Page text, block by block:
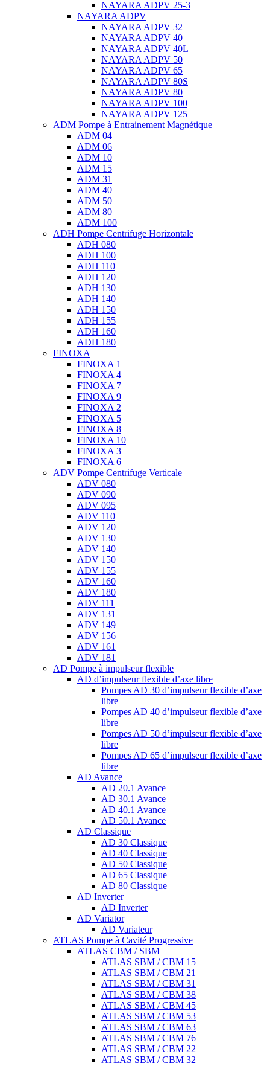
NAYARA ADPV 25-3
NAYARA ADPV
NAYARA ADPV 32
NAYARA ADPV 40
NAYARA ADPV 40L
NAYARA ADPV 50
NAYARA ADPV 65
NAYARA ADPV 80S
NAYARA ADPV 80
NAYARA ADPV 100
NAYARA ADPV 125
ADM Pompe à Entrainement Magnétique
ADM 04
ADM 06
ADM 10
ADM 15
ADM 31
ADM 40
ADM 50
ADM 80
ADM 100
ADH Pompe Centrifuge Horizontale
ADH 080
ADH 100
ADH 110
ADH 120
ADH 130
ADH 140
ADH 150
ADH 155
ADH 160
ADH 180
FINOXA
FINOXA 1
FINOXA 4
FINOXA 7
FINOXA 9
FINOXA 2
FINOXA 5
FINOXA 8
FINOXA 10
FINOXA 3
FINOXA 6
ADV Pompe Centrifuge Verticale
ADV 080
ADV 090
ADV 095
ADV 110
ADV 120
ADV 130
ADV 140
ADV 150
ADV 155
ADV 160
ADV 180
ADV 111
ADV 131
ADV 149
ADV 156
ADV 161
ADV 181
AD Pompe à impulseur flexible
AD d’impulseur flexible d’axe libre
Pompes AD 30 d’impulseur flexible d’axe
libre
Pompes AD 40 d’impulseur flexible d’axe
libre
Pompes AD 50 d’impulseur flexible d’axe
libre
Pompes AD 65 d’impulseur flexible d’axe
libre
AD Avance
AD 20.1 Avance
AD 30.1 Avance
AD 40.1 Avance
AD 50.1 Avance
AD Classique
AD 30 Classique
AD 40 Classique
AD 50 Classique
AD 65 Classique
AD 80 Classique
AD Inverter
AD Inverter
AD Variator
AD Variateur
ATLAS Pompe à Cavité Progressive
ATLAS CBM / SBM
ATLAS SBM / CBM 15
ATLAS SBM / CBM 21
ATLAS SBM / CBM 31
ATLAS SBM / CBM 38
ATLAS SBM / CBM 45
ATLAS SBM / CBM 53
ATLAS SBM / CBM 63
ATLAS SBM / CBM 76
ATLAS SBM / CBM 22
ATLAS SBM / CBM 32